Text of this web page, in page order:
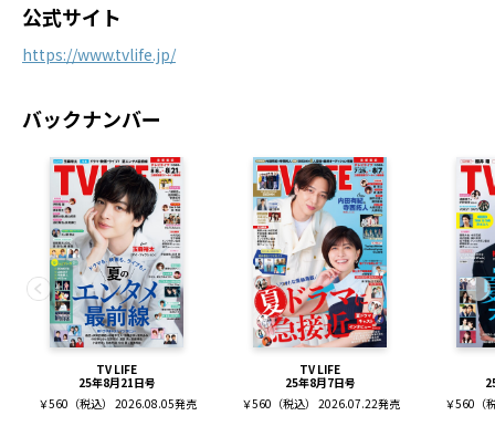
公式サイト
https://www.tvlife.jp/
バックナンバー
TV LIFE
25年8月21日号
￥560（税込） 2026.08.05発売
TV LIFE
25年8月7日号
￥560（税込） 2026.07.22発売
￥560（